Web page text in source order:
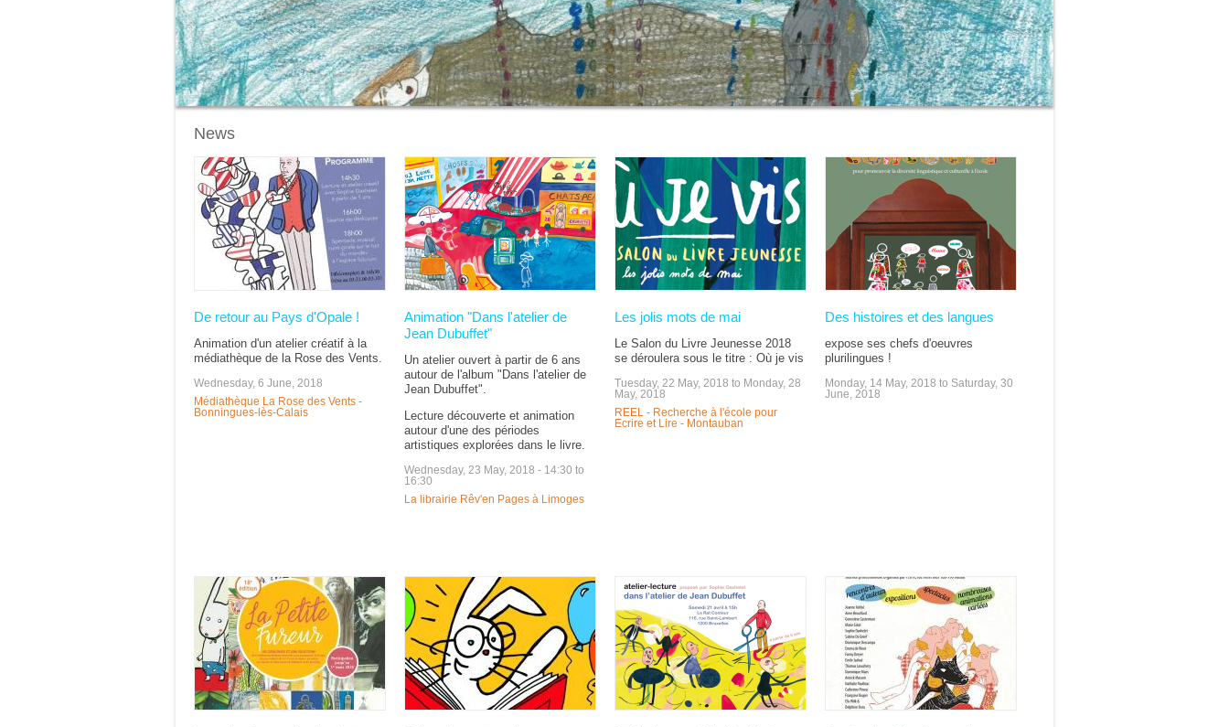
News
De retour au Pays d'Opale !
Animation d'un atelier créatif à la
médiathèque de la Rose des Vents.
Wednesday, 6 June, 2018
Médiathèque La Rose des Vents -
Bonningues-lès-Calais
Animation "Dans l'atelier de
Jean Dubuffet"
Un atelier ouvert à partir de 6 ans
autour de l'album "Dans l'atelier de
Jean Dubuffet".
Lecture découverte et animation
autour d'une des périodes
artistiques explorées dans le livre.
Wednesday, 23 May, 2018 - 14:30 to
16:30
La librairie Rêv'en Pages à Limoges
Les jolis mots de mai
Le Salon du Livre Jeunesse 2018
se déroulera sous le titre : Où je vis
Tuesday, 22 May, 2018 to Monday, 28
May, 2018
REEL - Recherche à l'école pour
Ecrire et Lire - Montauban
Des histoires et des langues
expose ses chefs d'oeuvres
plurilingues !
Monday, 14 May, 2018 to Saturday, 30
June, 2018
Pages